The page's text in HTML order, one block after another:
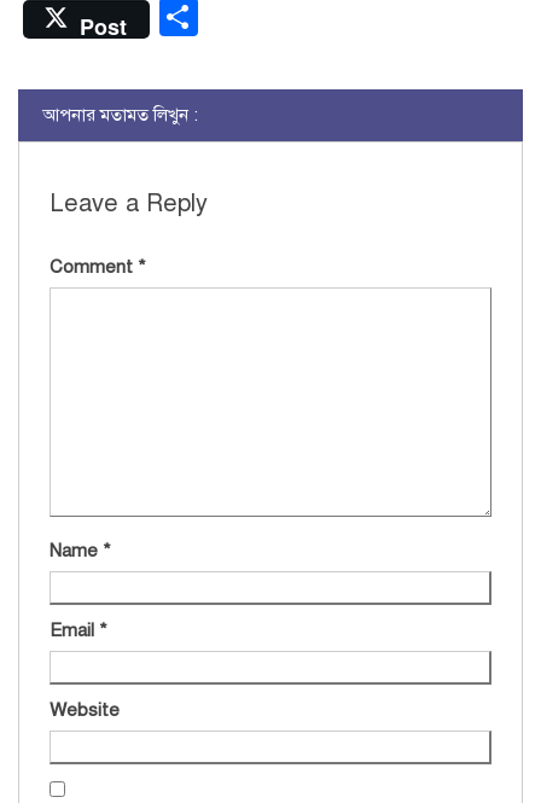
Post
আপনার মতামত লিখুন :
Leave a Reply
Comment *
Name *
Email *
Website